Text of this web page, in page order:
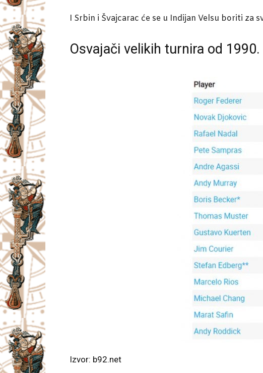
I Srbin i Švajcarac će se u Indijan Velsu boriti za
Osvajači velikih turnira od 1990.
Izvor: b92.net